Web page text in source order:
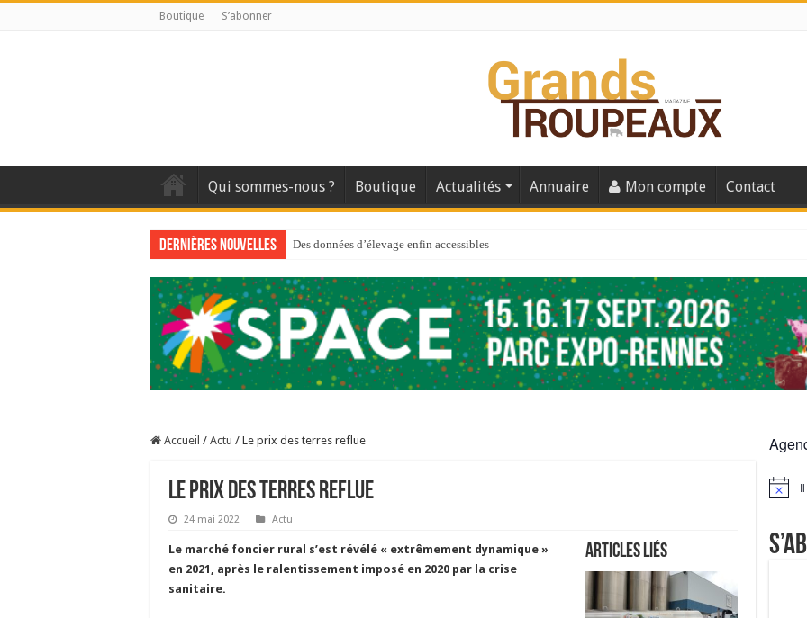
Boutique S’abonner
Qui sommes-nous ? Boutique Actualités Annuaire Mon compte Contact
Dernières nouvelles Des données d’élevage enfin accessibles
Au sommaire du premier numéro de 2025
Au sommaire de GTM 110
Aidez-nous à améliorer la santé de vos veaux !
Au sommaire de GTM 91
Sécheresse : les éleveurs réclament des expertises de terrain
Accueil / Actu / Le prix des terres reflue
Le prix des terres reflue
24 mai 2022 Actu
Articles liés
Le marché foncier rural s’est révélé « extrêmement dynamique »
en 2021, après le ralentissement imposé en 2020 par la crise
sanitaire.
Notice